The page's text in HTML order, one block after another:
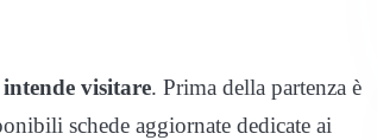
intende visitare. Prima della partenza è
schede aggiornate dedicate ai